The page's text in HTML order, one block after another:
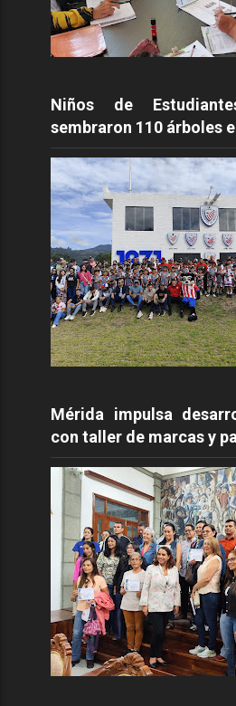
Niños de
sembraron 110 árboles
Mérida impulsa
con taller de marcas y